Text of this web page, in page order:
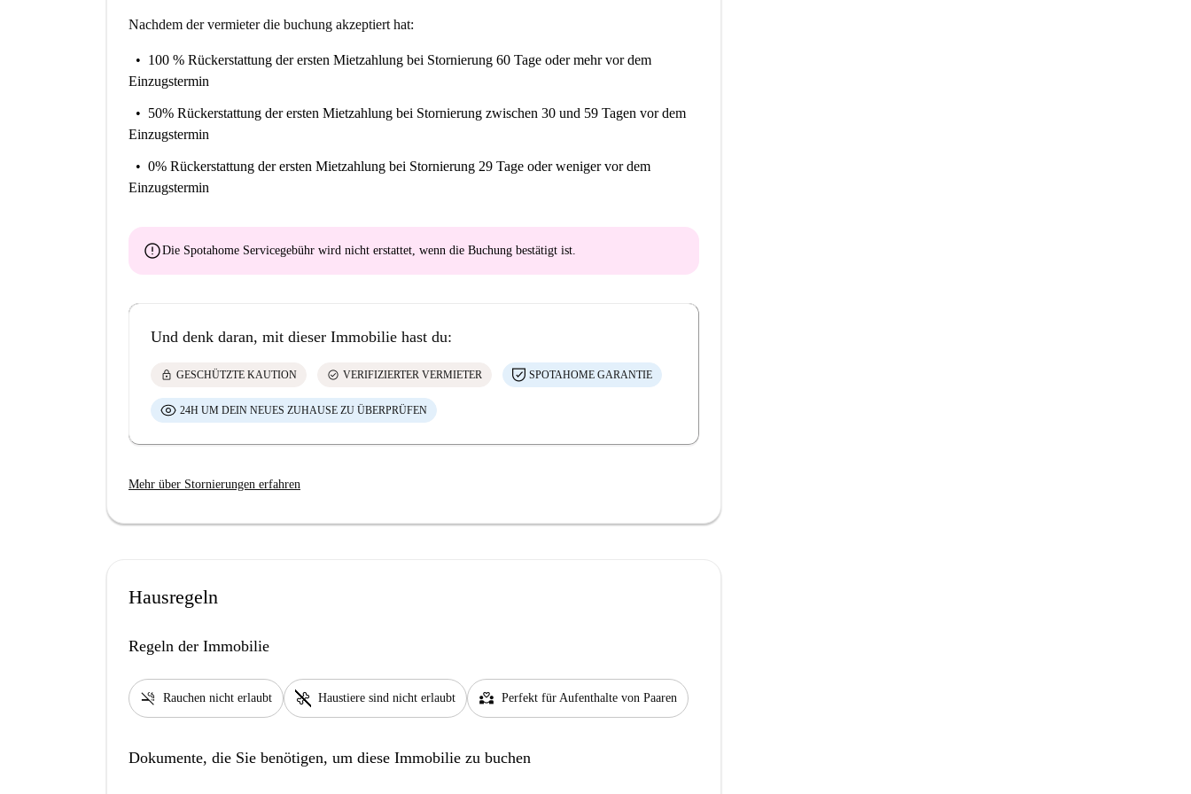
Nachdem der vermieter die buchung akzeptiert hat:
100 % Rückerstattung der ersten Mietzahlung bei Stornierung 60 Tage oder mehr vor dem
Einzugstermin
50% Rückerstattung der ersten Mietzahlung bei Stornierung zwischen 30 und 59 Tagen vor dem
Einzugstermin
0% Rückerstattung der ersten Mietzahlung bei Stornierung 29 Tage oder weniger vor dem
Einzugstermin
errorDie Spotahome Servicegebühr wird nicht erstattet, wenn die Buchung bestätigt ist.
Und denk daran, mit dieser Immobilie hast du:
lock GESCHÜTZTE KAUTION check_circle VERIFIZIERTER VERMIETER SPOTAHOME GARANTIE
24H UM DEIN NEUES ZUHAUSE ZU ÜBERPRÜFEN
Mehr über Stornierungen erfahren
Hausregeln
Regeln der Immobilie
smoke_free Rauchen nicht erlaubt pet_supplies Haustiere sind nicht erlaubt partner_heart Perfekt für Aufenthalte von Paaren
Dokumente, die Sie benötigen, um diese Immobilie zu buchen